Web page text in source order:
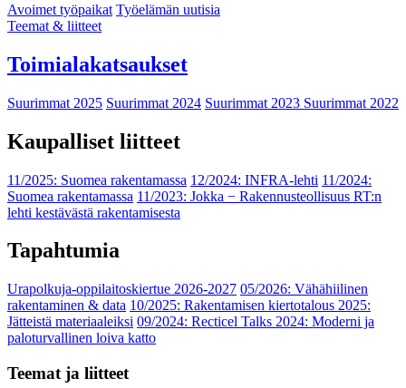
Avoimet työpaikat Työelämän uutisia
Teemat & liitteet
Toimialakatsaukset
Suurimmat 2025 Suurimmat 2024 Suurimmat 2023 Suurimmat 2022
Kaupalliset liitteet
11/2025: Suomea rakentamassa 12/2024: INFRA-lehti 11/2024:
Suomea rakentamassa 11/2023: Jokka − Rakennusteollisuus RT:n
lehti kestävästä rakentamisesta
Tapahtumia
Urapolkuja-oppilaitoskiertue 2026-2027 05/2026: Vähähiilinen
rakentaminen & data 10/2025: Rakentamisen kiertotalous 2025:
Jätteistä materiaaleiksi 09/2024: Recticel Talks 2024: Moderni ja
paloturvallinen loiva katto
Teemat ja liitteet